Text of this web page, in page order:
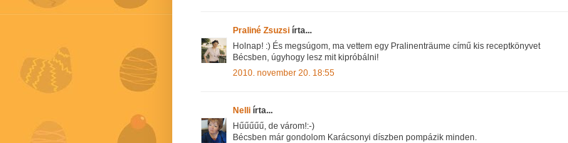
Praliné Zsuzsi írta...
Holnap! :) És megsúgom, ma vettem egy Pralinenträume című kis receptkönyvet
Bécsben, úgyhogy lesz mit kipróbálni!
2010. november 20. 18:55
Nelli írta...
Hűűűűű, de várom!:-)
Bécsben már gondolom Karácsonyi díszben pompázik minden.